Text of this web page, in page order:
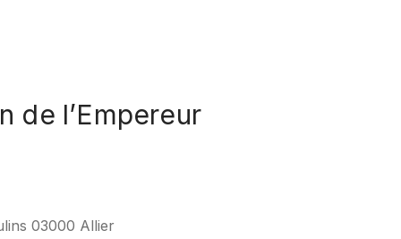
de l’Empereur
03000 Allier